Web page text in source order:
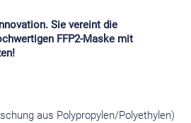
Sie vereint die
FFP2-Maske mit
aus Polypropylen/Polyethylen)